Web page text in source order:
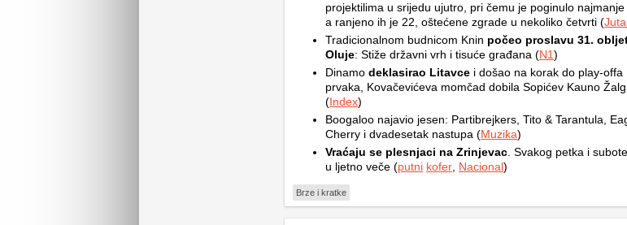
projektilima u srijedu ujutro, pri čemu je poginulo najmanje
a ranjeno ih je 22, oštećene zgrade u nekoliko četvrti (
Tradicionalnom budnicom Knin počeo proslavu 31.
Oluje: Stiže državni vrh i tisuće građana (N1)
Dinamo deklasirao Litavce i došao na korak do play-offa
prvaka, Kovačevićeva momčad dobila Sopićev Kauno
(Index)
Boogaloo najavio jesen: Partibrejkers, Tito & Tarantula,
Cherry i dvadesetak nastupa (Muzika)
Vraćaju se plesnjaci na Zrinjevac . Svakog petka i
u ljetno veče (putni kofer Nacional)
Brze i kratke